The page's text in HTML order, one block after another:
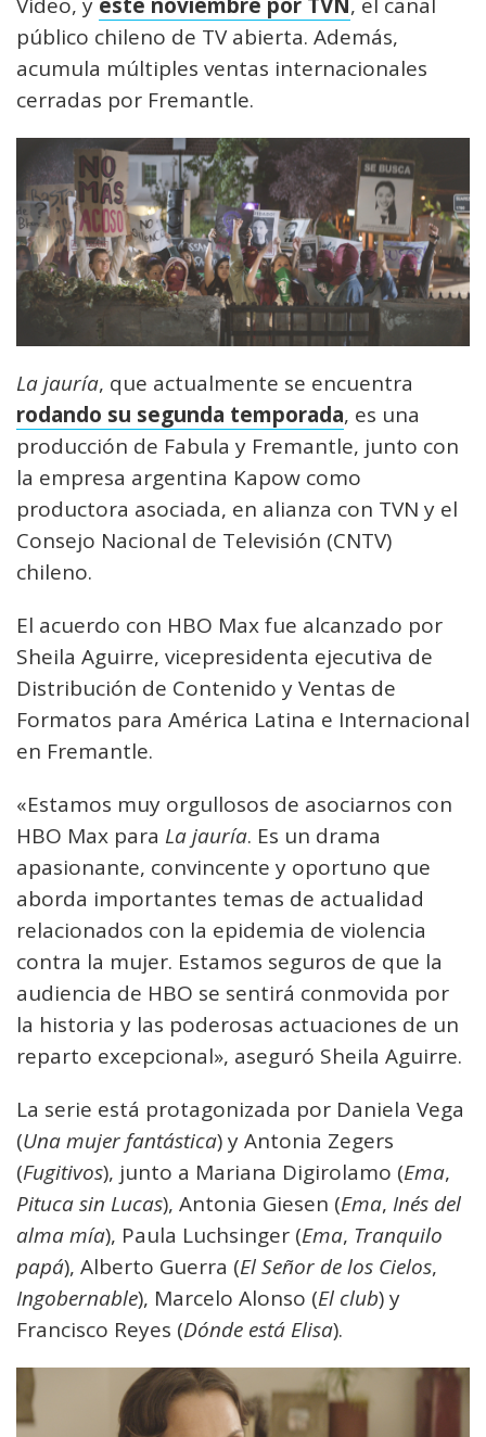
público chileno de TV abierta. Además,
acumula múltiples ventas internacionales
cerradas por Fremantle.
La jauría, que actualmente se encuentra
rodando su segunda temporada, es una
producción de Fabula y Fremantle, junto con
la empresa argentina Kapow como
productora asociada, en alianza con TVN y el
Consejo Nacional de Televisión (CNTV)
chileno.
El acuerdo con HBO Max fue alcanzado por
Sheila Aguirre, vicepresidenta ejecutiva de
Distribución de Contenido y Ventas de
Formatos para América Latina e Internacional
en Fremantle.
«Estamos muy orgullosos de asociarnos con
HBO Max para La jauría. Es un drama
apasionante, convincente y oportuno que
aborda importantes temas de actualidad
relacionados con la epidemia de violencia
contra la mujer. Estamos seguros de que la
audiencia de HBO se sentirá conmovida por
la historia y las poderosas actuaciones de un
reparto excepcional», aseguró Sheila Aguirre.
La serie está protagonizada por Daniela Vega
(Una mujer fantástica) y Antonia Zegers
(Fugitivos), junto a Mariana Digirolamo (Ema,
Pituca sin Lucas), Antonia Giesen (Ema, Inés del
alma mía), Paula Luchsinger (Ema, Tranquilo
papá), Alberto Guerra (El Señor de los Cielos,
Ingobernable), Marcelo Alonso (El club) y
Francisco Reyes (Dónde está Elisa).